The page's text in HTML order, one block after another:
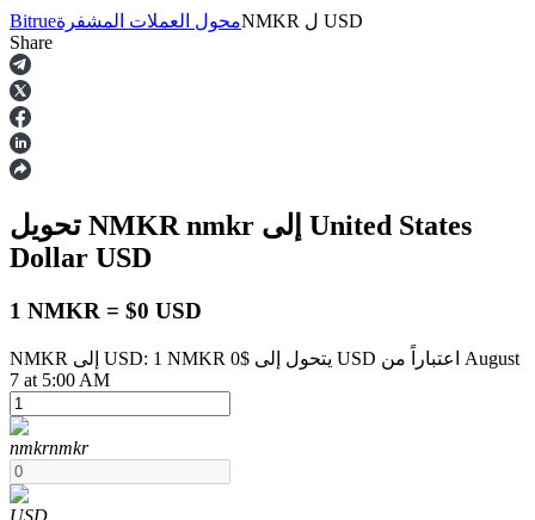
العقود الآجلة
العقود الآجلة USDT
Bitrueمحول العملات المشفرةNMKR ل USD
Share
تحويل NMKR nmkr
Dollar USD
1 NMKR = $0 USD
NMKR إلى USD: 1 NMKR يتحول إلى $0 USD اعتباراً من August
7 at 5:00 AM
nmkrnmkr
USD